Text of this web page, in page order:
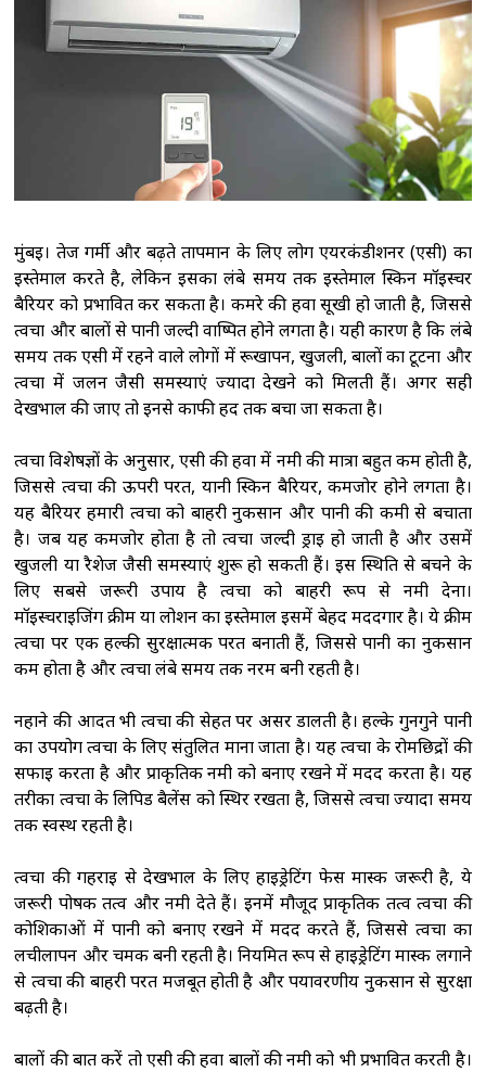
रही है, गृहमंत्री संसद में जवाब देने से बच रहे: प्रियंका
गांधी
राज्यसभा में खड़गे-रिजिजू के बीच तीखी बहस,
संसदीय कार्य मंत्री बोले -गृह मंत्री सुबह से रात तक संसद
परिसर में मौजूद रहते हैं
सीएम योगी का सपा पर
हमला, कहा- वोट बैंक की राजनीति ने कारीगरों का
सम्मान छीना
सीबीआई चार्जशीट में दावा : निगरानी
की कमी बनी नीट पेपर लीक की वजह, विशेषज्ञों की
मुंबई। तेज गर्मी और बढ़ते तापमान के लिए लोग एयरकंडीशनर (एसी) का
इस्तेमाल करते है, लेकिन इसका लंबे समय तक इस्तेमाल स्किन मॉइस्चर
बैरियर को प्रभावित कर सकता है। कमरे की हवा सूखी हो जाती है, जिससे
त्वचा और बालों से पानी जल्दी वाष्पित होने लगता है। यही कारण है कि लंबे
समय तक एसी में रहने वाले लोगों में रूखापन, खुजली, बालों का टूटना और
त्वचा में जलन जैसी समस्याएं ज्यादा देखने को मिलती हैं। अगर सही
देखभाल की जाए तो इनसे काफी हद तक बचा जा सकता है।
त्वचा विशेषज्ञों के अनुसार, एसी की हवा में नमी की मात्रा बहुत कम होती है,
जिससे त्वचा की ऊपरी परत, यानी स्किन बैरियर, कमजोर होने लगता है।
यह बैरियर हमारी त्वचा को बाहरी नुकसान और पानी की कमी से बचाता
है। जब यह कमजोर होता है तो त्वचा जल्दी ड्राई हो जाती है और उसमें
खुजली या रैशेज जैसी समस्याएं शुरू हो सकती हैं। इस स्थिति से बचने के
लिए सबसे जरूरी उपाय है त्वचा को बाहरी रूप से नमी देना।
मॉइस्चराइजिंग क्रीम या लोशन का इस्तेमाल इसमें बेहद मददगार है। ये क्रीम
त्वचा पर एक हल्की सुरक्षात्मक परत बनाती हैं, जिससे पानी का नुकसान
कम होता है और त्वचा लंबे समय तक नरम बनी रहती है।
नहाने की आदत भी त्वचा की सेहत पर असर डालती है। हल्के गुनगुने पानी
का उपयोग त्वचा के लिए संतुलित माना जाता है। यह त्वचा के रोमछिद्रों की
सफाई करता है और प्राकृतिक नमी को बनाए रखने में मदद करता है। यह
तरीका त्वचा के लिपिड बैलेंस को स्थिर रखता है, जिससे त्वचा ज्यादा समय
तक स्वस्थ रहती है।
त्वचा की गहराई से देखभाल के लिए हाइड्रेटिंग फेस मास्क जरूरी है, ये
जरूरी पोषक तत्व और नमी देते हैं। इनमें मौजूद प्राकृतिक तत्व त्वचा की
कोशिकाओं में पानी को बनाए रखने में मदद करते हैं, जिससे त्वचा का
लचीलापन और चमक बनी रहती है। नियमित रूप से हाइड्रेटिंग मास्क लगाने
से त्वचा की बाहरी परत मजबूत होती है और पर्यावरणीय नुकसान से सुरक्षा
बढ़ती है।
बालों की बात करें तो एसी की हवा बालों की नमी को भी प्रभावित करती है।